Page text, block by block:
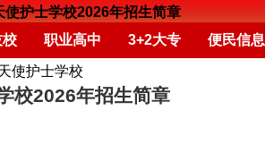
使护士学校2026年招生简章
校 职业高中 3+2大专 便民信息
使护士学校
校2026年招生简章